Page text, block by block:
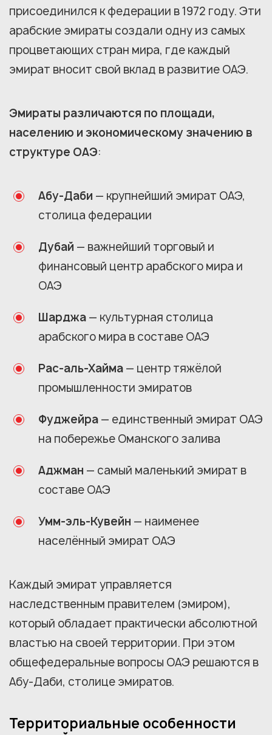
присоединился к федерации в 1972 году. Эти
арабские эмираты создали одну из самых
процветающих стран мира, где каждый
эмират вносит свой вклад в развитие ОАЭ.
Эмираты различаются по площади,
населению и экономическому значению в
структуре ОАЭ:
Абу-Даби — крупнейший эмират ОАЭ,
столица федерации
Дубай — важнейший торговый и
финансовый центр арабского мира и
ОАЭ
Шарджа — культурная столица
арабского мира в составе ОАЭ
Рас-аль-Хайма — центр тяжёлой
промышленности эмиратов
Фуджейра — единственный эмират ОАЭ
на побережье Оманского залива
Аджман — самый маленький эмират в
составе ОАЭ
Умм-эль-Кувейн — наименее
населённый эмират ОАЭ
Каждый эмират управляется
наследственным правителем (эмиром),
который обладает практически абсолютной
властью на своей территории. При этом
общефедеральные вопросы ОАЭ решаются в
Абу-Даби, столице эмиратов.
Территориальные особенности